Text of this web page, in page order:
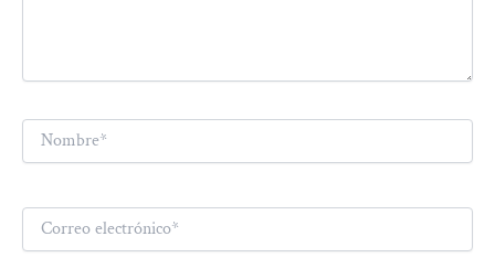
Nombre*
Correo
electrónico*